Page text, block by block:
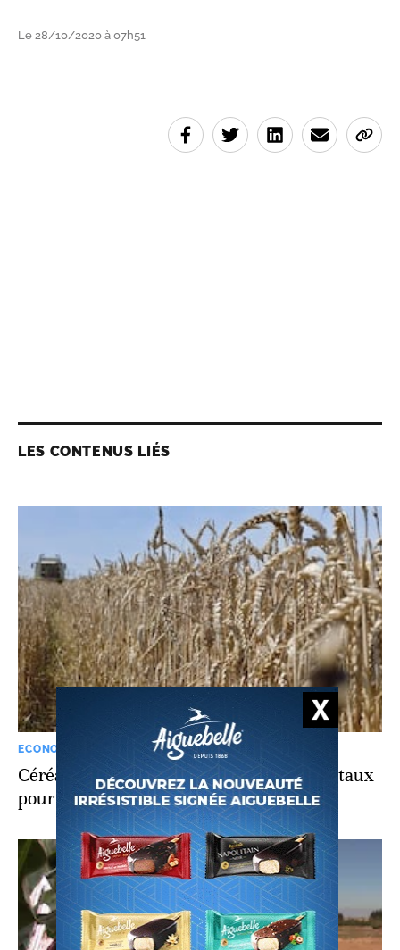
Le 28/10/2020 à 07h51
LES CONTENUS LIÉS
ECONOMIE
Céréales: seulement 30 millions de quintaux
pour la campagne agricole 2019-20